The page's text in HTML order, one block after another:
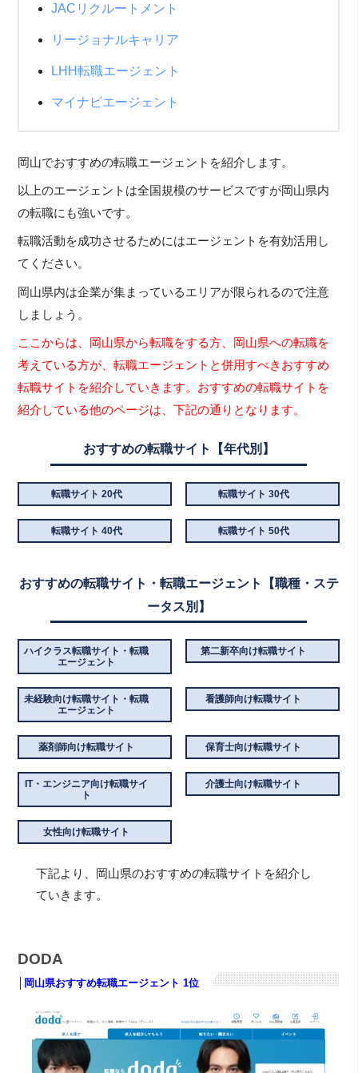
JACリクルートメント
リージョナルキャリア
LHH転職エージェント
マイナビエージェント
岡山でおすすめの転職エージェントを紹介します。
以上のエージェントは全国規模のサービスですが岡山県内
の転職にも強いです。
転職活動を成功させるためにはエージェントを有効活用し
てください。
岡山県内は企業が集まっているエリアが限られるので注意
しましょう。
ここからは、岡山県から転職をする方、岡山県への転職を
考えている方が、転職エージェントと併用すべきおすすめ
転職サイトを紹介していきます。おすすめの転職サイトを
紹介している他のページは、下記の通りとなります。
おすすめの転職サイト【年代別】
転職サイト 20代 転職サイト 30代
転職サイト 40代 転職サイト 50代
おすすめの転職サイト・転職エージェント【職種・ステ
ータス別】
ハイクラス転職サイト・転職
エージェント
第二新卒向け転職サイト
未経験向け転職サイト・転職
エージェント
看護師向け転職サイト
薬剤師向け転職サイト 保育士向け転職サイト
IT・エンジニア向け転職サイ
ト
介護士向け転職サイト
女性向け転職サイト
下記より、岡山県のおすすめの転職サイトを紹介し
ていきます。
DODA
│岡山県おすすめ転職エージェント 1位